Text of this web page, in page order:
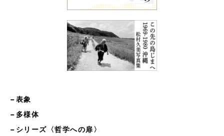
−表象
−多様体
−シリーズ〈哲学への扉〉